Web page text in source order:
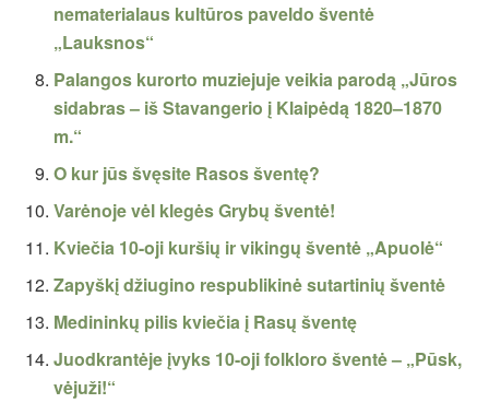
nematerialaus kultūros paveldo šventė
„Lauksnos“
Palangos kurorto muziejuje veikia parodą „Jūros
sidabras – iš Stavangerio į Klaipėdą 1820–1870
m.“
O kur jūs švęsite Rasos šventę?
Varėnoje vėl klegės Grybų šventė!
Kviečia 10-oji kuršių ir vikingų šventė „Apuolė“
Zapyškį džiugino respublikinė sutartinių šventė
Medininkų pilis kviečia į Rasų šventę
Juodkrantėje įvyks 10-oji folkloro šventė – „Pūsk,
vėjuži!“